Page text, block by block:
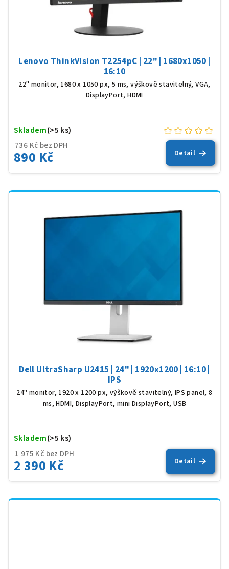
Lenovo ThinkVision T2254pC | 22" | 1680x1050 |
16:10
22" monitor, 1680 x 1050 px, 5 ms, výškově stavitelný, VGA,
DisplayPort, HDMI
736 Kč bez DPH
890 Kč
Skladem(>5 ks)
Detail
Dell UltraSharp U2415 | 24" | 1920x1200 | 16:10 |
IPS
24" monitor, 1920 x 1200 px, výškově stavitelný, IPS panel, 8
ms, HDMI, DisplayPort, mini DisplayPort, USB
1 975 Kč bez DPH
2 390 Kč
Skladem(>5 ks)
5,0
z
5
Detail